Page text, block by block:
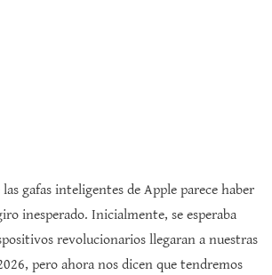
gafas inteligentes de Apple parece haber
inesperado. Inicialmente, se esperaba
revolucionarios llegaran a nuestras
pero ahora nos dicen que tendremos